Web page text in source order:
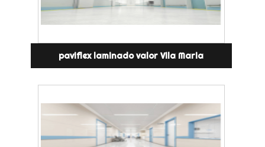
paviflex laminado valor Vila Maria